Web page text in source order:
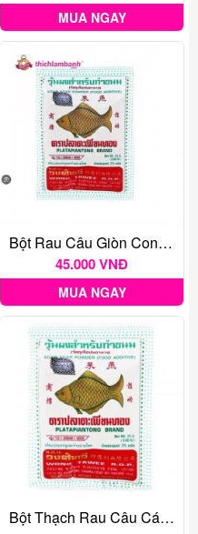
MUA NGAY
Bột Rau Câu Giòn Con Cá Vàng Thái Lan 25g
45.000 VNĐ
MUA NGAY
Bột Thạch Rau Câu Cá Vàng Thái Lan 25g